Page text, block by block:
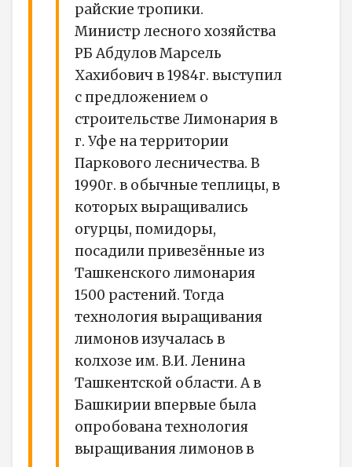
райские тропики.
Министр лесного хозяйства
РБ Абдулов Марсель
Хахибович в 1984г. выступил
с предложением о
строительстве Лимонария в
г. Уфе на территории
Паркового лесничества. В
1990г. в обычные теплицы, в
которых выращивались
огурцы, помидоры,
посадили привезённые из
Ташкенского лимонария
1500 растений. Тогда
технология выращивания
лимонов изучалась в
колхозе им. В.И. Ленина
Ташкентской области. А в
Башкирии впервые была
опробована технология
выращивания лимонов в